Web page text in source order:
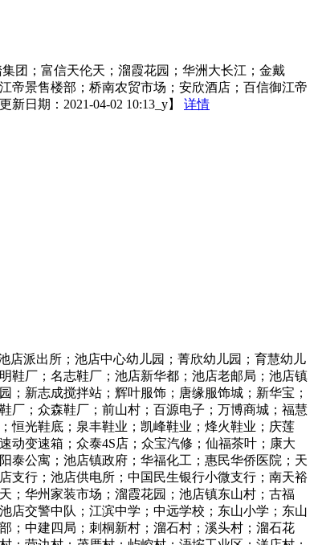
团；富信天伦天；溜霞花园；华洲大长江；金戴
帝景售楼部；桥南农贸市场；安欣酒店；百信御江帝
日期：2021-04-02 10:13_y】 详情
店派出所；池店中心幼儿园；菁欣幼儿园；育慧幼儿
鞋厂；名志鞋厂；池店新华都；池店老邮局；池店镇
新志成搅拌站；辉叶服饰；唐缘服饰城；新华宝；
厂；众森鞋厂；前山村；百源电子；万博商城；福慧
恒光鞋底；泉丰鞋业；凯峰鞋业；烽火鞋业；庆莲
动变速箱；众泰4S店；众宝汽修；仙福茶叶；康大
泰公寓；池店镇政府；华福化工；惠民华侨医院；天
支行；池店供电所；中国民生银行小微支行；南天裕
；华州家装市场；溜霞花园；池店镇东山村；古福
店交警中队；江滨中学；中远学校；东山小学；东山
；中建四局；刺桐新村；溜石村；溪头村；溜石花